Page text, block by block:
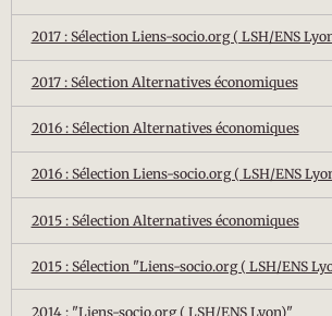
2017 : Sélection Liens-socio.org ( LSH/ENS
2017 : Sélection Alternatives économiques
2016 : Sélection Alternatives économiques
2016 : Sélection Liens-socio.org ( LSH/ENS
2015 : Sélection Alternatives économiques
2015 : Sélection "Liens-socio.org ( LSH/ENS
2014 : "Liens-socio.org ( LSH/ENS Lyon)"